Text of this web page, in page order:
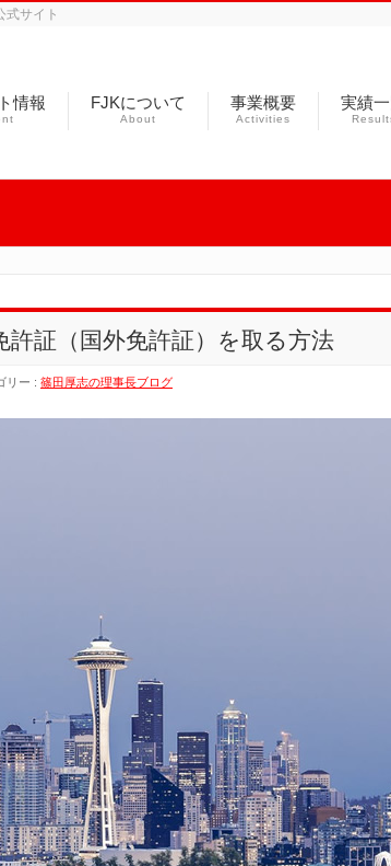
式サイト
情報 FJKについて
About
事業概要
Activities
実績
許証（国外免許証）を取る方法
リー : 篠田厚志の理事長ブログ